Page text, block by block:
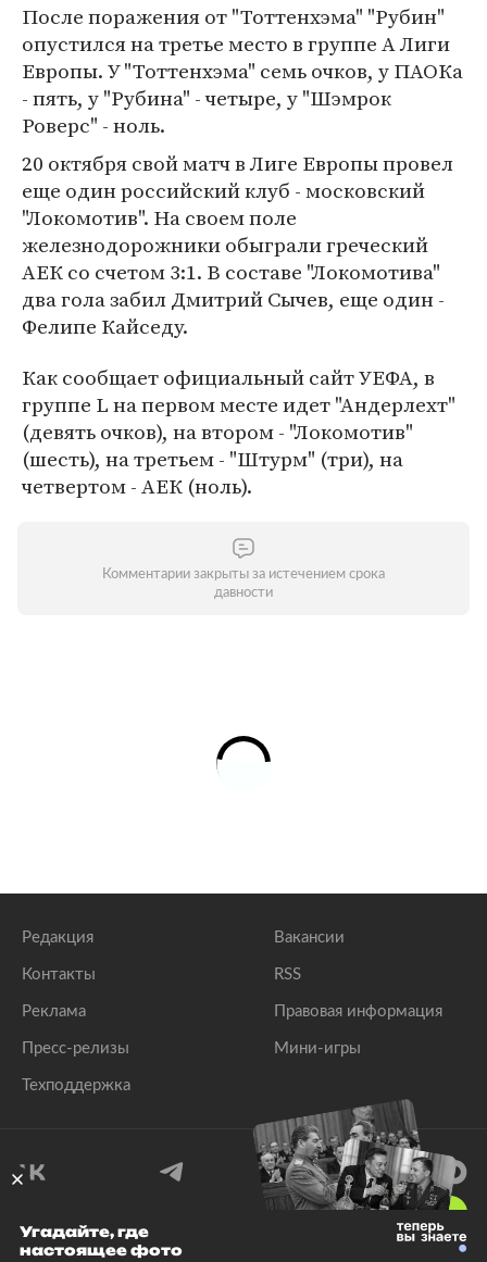
После поражения от "Тоттенхэма" "Рубин"
опустился на третье место в группе А Лиги
Европы. У "Тоттенхэма" семь очков, у ПАОКа
- пять, у "Рубина" - четыре, у "Шэмрок
Роверс" - ноль.
20 октября свой матч в Лиге Европы провел
еще один российский клуб - московский
"Локомотив". На своем поле
железнодорожники обыграли греческий
АЕК со счетом 3:1. В составе "Локомотива"
два гола забил Дмитрий Сычев, еще один -
Фелипе Кайседу.
Как сообщает официальный сайт УЕФА, в
группе L на первом месте идет "Андерлехт"
(девять очков), на втором - "Локомотив"
(шесть), на третьем - "Штурм" (три), на
четвертом - АЕК (ноль).
Комментарии закрыты за истечением срока
давности
Редакция
Контакты
Реклама
Пресс-релизы
Техподдержка
Вакансии
RSS
Правовая информация
Мини-игры
© 1999–2026 Все права защищены.
Угадайте, где
настоящее фото